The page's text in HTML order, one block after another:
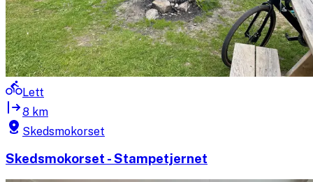
Lett
8 km
Skedsmokorset
Skedsmokorset - Stampetjernet